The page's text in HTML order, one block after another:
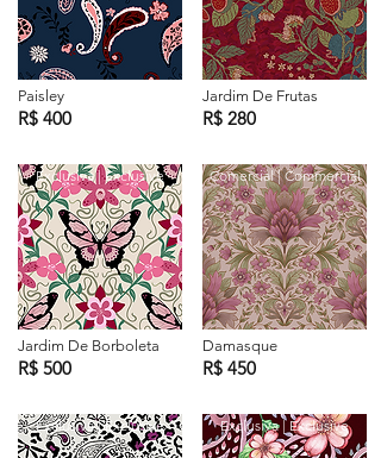
Paisley
R$ 400
Exclusiva | Exclusive
Jardim De Borboleta
R$ 500
Exclusiva | Exclusive
Jardim De Frutas
R$ 280
Comercial | Commercial
Damasque
R$ 450
Exclusiva | Exclusive